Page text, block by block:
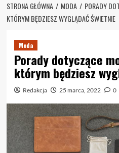
STRONA GŁÓWNA MODA
PORADY
KTÓRYM BĘDZIESZ WYGLĄDAĆ ŚWIETNIE
Moda
Porady dotyczące
którym będziesz
Redakcja 25 marca, 2022 0